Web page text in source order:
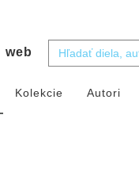
web
Kolekcie Autori